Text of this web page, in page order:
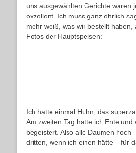
uns ausgewählten Gerichte waren
exzellent. Ich muss ganz ehrlich
mehr weiß, was wir bestellt haben,
Fotos der Hauptspeisen:
Ich hatte einmal Huhn, das
Am zweiten Tag hatte ich Ente und
begeistert. Also alle Daumen hoch
dritten, wenn ich einen hätte – für